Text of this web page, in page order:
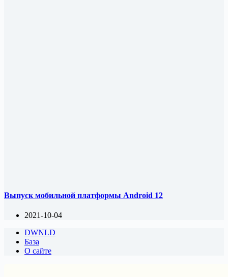
Выпуск мобильной платформы Android 12
2021-10-04
DWNLD
База
О сайте